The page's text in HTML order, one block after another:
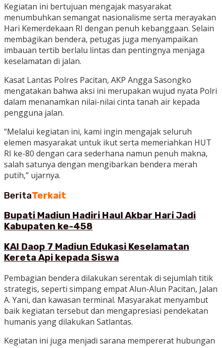
Kegiatan ini bertujuan mengajak masyarakat
menumbuhkan semangat nasionalisme serta merayakan
Hari Kemerdekaan RI dengan penuh kebanggaan. Selain
membagikan bendera, petugas juga menyampaikan
imbauan tertib berlalu lintas dan pentingnya menjaga
keselamatan di jalan.
Kasat Lantas Polres Pacitan, AKP Angga Sasongko
mengatakan bahwa aksi ini merupakan wujud nyata Polri
dalam menanamkan nilai-nilai cinta tanah air kepada
pengguna jalan.
“Melalui kegiatan ini, kami ingin mengajak seluruh
elemen masyarakat untuk ikut serta memeriahkan HUT
RI ke-80 dengan cara sederhana namun penuh makna,
salah satunya dengan mengibarkan bendera merah
putih,” ujarnya.
BeritaTerkait
Bupati Madiun Hadiri Haul Akbar Hari Jadi
Kabupaten ke-458
KAI Daop 7 Madiun Edukasi Keselamatan
Kereta Api kepada Siswa
Pembagian bendera dilakukan serentak di sejumlah titik
strategis, seperti simpang empat Alun-Alun Pacitan, Jalan
A. Yani, dan kawasan terminal. Masyarakat menyambut
baik kegiatan tersebut dan mengapresiasi pendekatan
humanis yang dilakukan Satlantas.
Kegiatan ini juga menjadi sarana mempererat hubungan